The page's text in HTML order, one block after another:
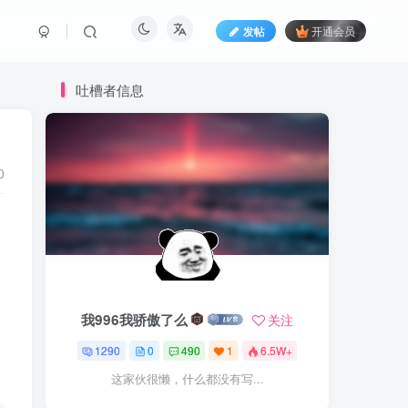
发帖 开通会员
吐槽者信息
我996我骄傲了么 关注
1290 0 490 1 6.5W+
这家伙很懒，什么都没有写...